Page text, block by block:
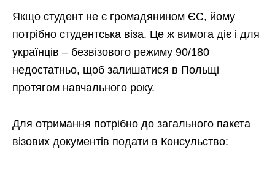
Якщо студент не є громадянином ЄС, йому
потрібно студентська віза. Це ж вимога діє і для
українців – безвізового режиму 90/180
недостатньо, щоб залишатися в Польщі
протягом навчального року.
Для отримання потрібно до загального пакета
візових документів подати в Консульство: